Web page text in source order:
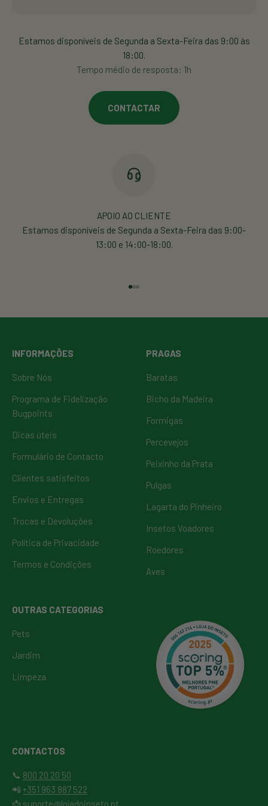
Estamos disponíveis de Segunda a Sexta-Feira das 9:00 às
18:00.
Tempo médio de resposta: 1h
CONTACTAR
APOIO AO CLIENTE
Estamos disponíveis de Segunda a Sexta-Feira das 9:00-
13:00 e 14:00-18:00.
INFORMAÇÕES
Sobre Nós
Programa de Fidelização
Bugpoints
Dicas úteis
Formulário de Contacto
Clientes satisfeitos
Envios e Entregas
Trocas e Devoluções
Política de Privacidade
Termos e Condições
PRAGAS
Baratas
Bicho da Madeira
Formigas
Percevejos
Peixinho da Prata
Pulgas
Lagarta do Pinheiro
Insetos Voadores
Roedores
Aves
OUTRAS CATEGORIAS
Pets
Jardim
Limpeza
CONTACTOS
📞 800 20 20 50
📲 +351 963 887 522
📩 suporte@lojadoinseto.pt